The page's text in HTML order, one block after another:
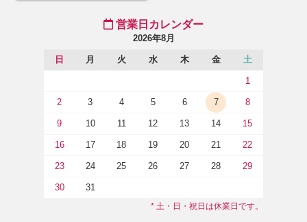
営業日カレンダー
2026年8月
日 月 火 水 木 金 土
1
2 3 4 5 6 7 8
9 10 11 12 13 14 15
16 17 18 19 20 21 22
23 24 25 26 27 28 29
30 31
* 土・日・祝日は休業日です。